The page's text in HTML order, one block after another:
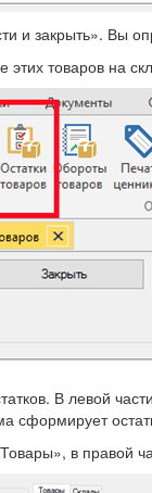
и закрыть». Вы
товаров на
В левой
сформирует
в правой